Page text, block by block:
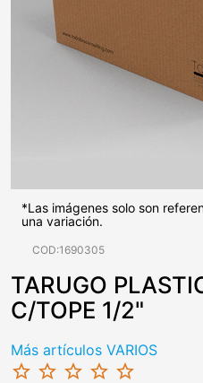
*Las imágenes solo son
una variación.
COD:1690305
TARUGO
C/TOPE 1/2"
Más artículos VARIOS
star_border star_border star_border star_border star_border